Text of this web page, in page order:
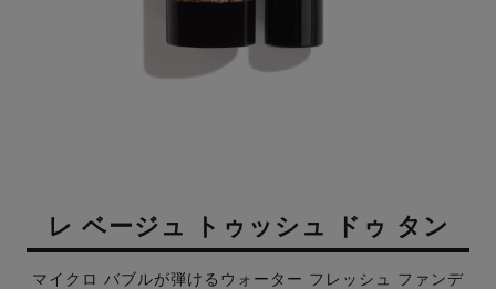
レ ベージュ トゥッシュ ドゥ タン
マイクロ バブルが弾けるウォーター フレッシュ ファンデ